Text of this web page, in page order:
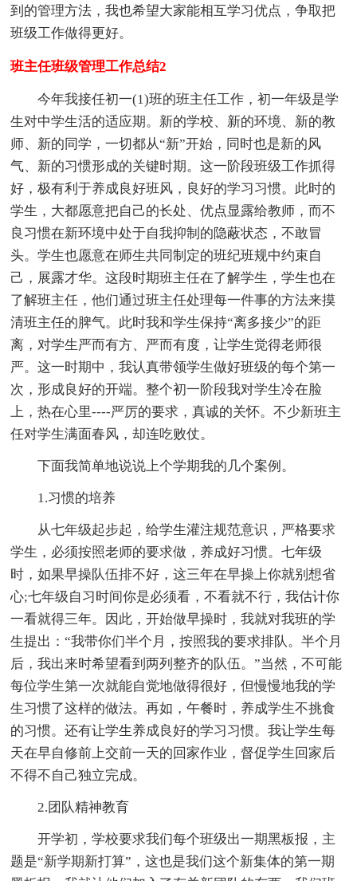
到的管理方法，我也希望大家能相互学习优点，争取把
班级工作做得更好。
班主任班级管理工作总结2
今年我接任初一(1)班的班主任工作，初一年级是学
生对中学生活的适应期。新的学校、新的环境、新的教
师、新的同学，一切都从“新”开始，同时也是新的风
气、新的习惯形成的关键时期。这一阶段班级工作抓得
好，极有利于养成良好班风，良好的学习习惯。此时的
学生，大都愿意把自己的长处、优点显露给教师，而不
良习惯在新环境中处于自我抑制的隐蔽状态，不敢冒
头。学生也愿意在师生共同制定的班纪班规中约束自
己，展露才华。这段时期班主任在了解学生，学生也在
了解班主任，他们通过班主任处理每一件事的方法来摸
清班主任的脾气。此时我和学生保持“离多接少”的距
离，对学生严而有方、严而有度，让学生觉得老师很
严。这一时期中，我认真带领学生做好班级的每个第一
次，形成良好的开端。整个初一阶段我对学生冷在脸
上，热在心里----严厉的要求，真诚的关怀。不少新班主
任对学生满面春风，却连吃败仗。
下面我简单地说说上个学期我的几个案例。
1.习惯的培养
从七年级起步起，给学生灌注规范意识，严格要求
学生，必须按照老师的要求做，养成好习惯。七年级
时，如果早操队伍排不好，这三年在早操上你就别想省
心;七年级自习时间你是必须看，不看就不行，我估计你
一看就得三年。因此，开始做早操时，我就对我班的学
生提出：“我带你们半个月，按照我的要求排队。半个月
后，我出来时希望看到两列整齐的队伍。”当然，不可能
每位学生第一次就能自觉地做得很好，但慢慢地我的学
生习惯了这样的做法。再如，午餐时，养成学生不挑食
的习惯。还有让学生养成良好的学习习惯。我让学生每
天在早自修前上交前一天的回家作业，督促学生回家后
不得不自己独立完成。
2.团队精神教育
开学初，学校要求我们每个班级出一期黑板报，主
题是“新学期新打算”，这也是我们这个新集体的第一期